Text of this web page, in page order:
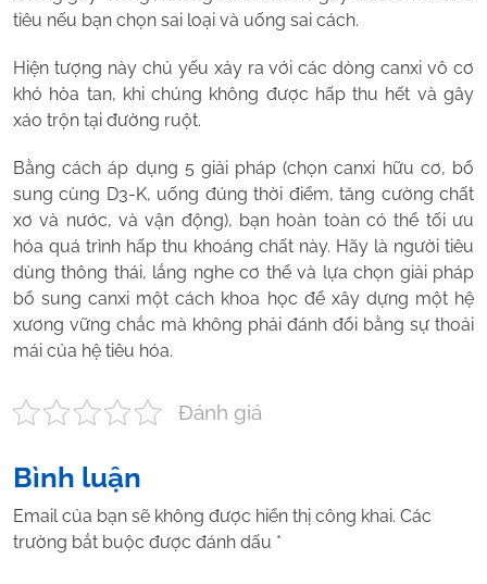
tiêu nếu bạn chọn sai loại và uống sai cách.
Hiện tượng này chủ yếu xảy ra với các dòng canxi vô cơ
khó hòa tan, khi chúng không được hấp thu hết và gây
xáo trộn tại đường ruột.
Bằng cách áp dụng 5 giải pháp (chọn canxi hữu cơ, bổ
sung cùng D3-K, uống đúng thời điểm, tăng cường chất
xơ và nước, và vận động), bạn hoàn toàn có thể tối ưu
hóa quá trình hấp thu khoáng chất này. Hãy là người tiêu
dùng thông thái, lắng nghe cơ thể và lựa chọn giải pháp
bổ sung canxi một cách khoa học để xây dựng một hệ
xương vững chắc mà không phải đánh đổi bằng sự thoải
mái của hệ tiêu hóa.
Đánh giá
Bình luận
Email của bạn sẽ không được hiển thị công khai. Các
trường bắt buộc được đánh dấu *